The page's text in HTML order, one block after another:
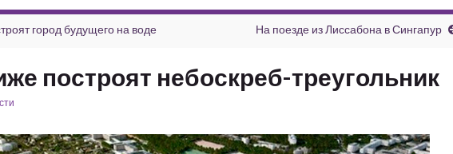
город будущего на воде На поезде из Лиссабона в Сингапур
построят небоскреб-треугольник